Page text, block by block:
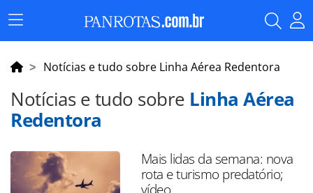
Menu
Principal
Notícias e tudo sobre Linha Aérea Redentora
Notícias e tudo sobre Linha Aérea
Redentora
Mais lidas da semana: nova
rota e turismo predatório;
vídeo